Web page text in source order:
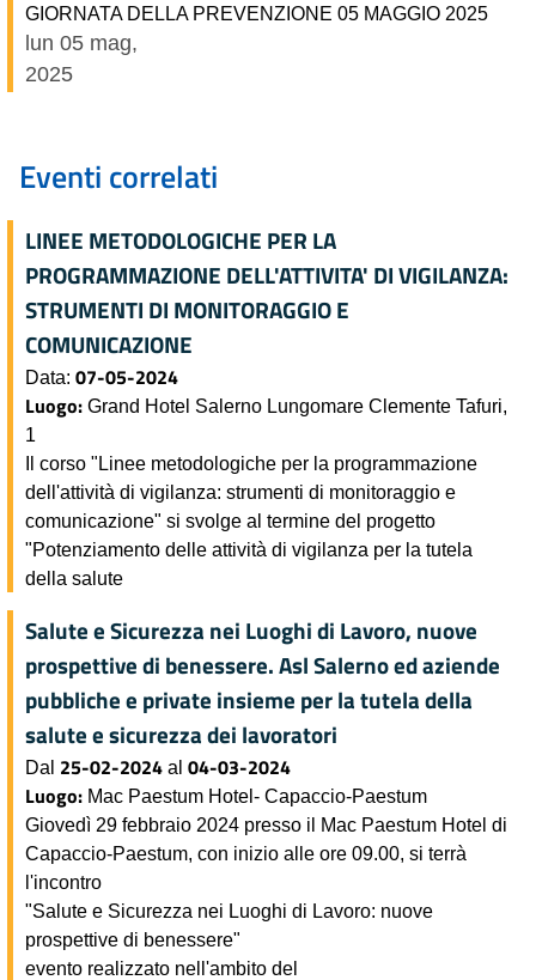
GIORNATA DELLA PREVENZIONE 05 MAGGIO 2025
lun 05 mag,
2025
Eventi correlati
LINEE METODOLOGICHE PER LA
PROGRAMMAZIONE DELL'ATTIVITA' DI VIGILANZA:
STRUMENTI DI MONITORAGGIO E
COMUNICAZIONE
Data: 07-05-2024
Luogo: Grand Hotel Salerno Lungomare Clemente Tafuri,
1
Il corso "Linee metodologiche per la programmazione
dell'attività di vigilanza: strumenti di monitoraggio e
comunicazione" si svolge al termine del progetto
"Potenziamento delle attività di vigilanza per la tutela
della salute
Salute e Sicurezza nei Luoghi di Lavoro, nuove
prospettive di benessere. Asl Salerno ed aziende
pubbliche e private insieme per la tutela della
salute e sicurezza dei lavoratori
Dal 25-02-2024 al 04-03-2024
Luogo: Mac Paestum Hotel- Capaccio-Paestum
Giovedì 29 febbraio 2024 presso il Mac Paestum Hotel di
Capaccio-Paestum, con inizio alle ore 09.00, si terrà
l'incontro
"Salute e Sicurezza nei Luoghi di Lavoro: nuove
prospettive di benessere"
evento realizzato nell'ambito del